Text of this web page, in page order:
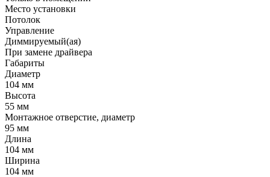
Место установки
Потолок
Управление
Диммируемый(ая)
При замене драйвера
Габариты
Диаметр
104 мм
Высота
55 мм
Монтажное отверстие, диаметр
95 мм
Длина
104 мм
Ширина
104 мм